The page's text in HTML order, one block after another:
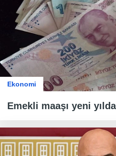
Ekonomi
Emekli maaşı yeni